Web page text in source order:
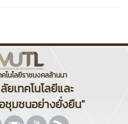
โนโลยีราชมงคลล้านนา
ยเทคโนโลยีและ
ชุมชนอย่างยั่งยืน"